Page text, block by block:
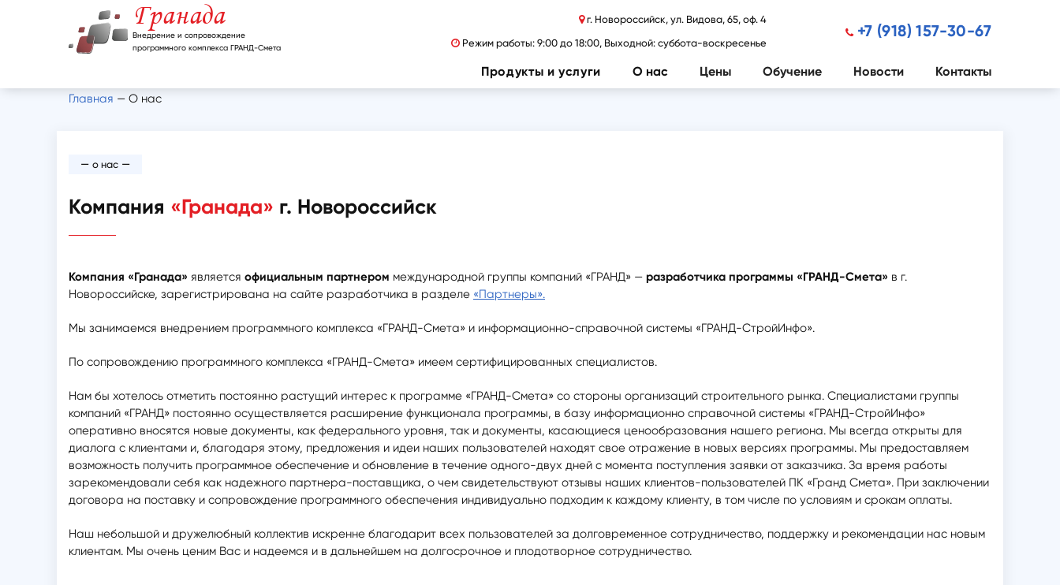
Гранада
Внедрение и сопровождение
программного комплекса ГРАНД-Смета
 г. Новороссийск, ул. Видова, 65, оф. 4
 Режим работы: 9:00 до 18:00, Выходной: суббота-воскресенье
 +7 (918) 157-30-67
Продукты и услуги О нас Цены Обучение Новости Контакты
Главная — О нас
— о нас —
Компания «Гранада» г. Новороссийск
Компания «Гранада» является официальным партнером международной группы компаний «ГРАНД» — разработчика программы «ГРАНД-Смета» в г.
Новороссийске, зарегистрирована на сайте разработчика в разделе «Партнеры».
Мы занимаемся внедрением программного комплекса «ГРАНД-Смета» и информационно-справочной системы «ГРАНД-СтройИнфо».
По сопровождению программного комплекса «ГРАНД-Смета» имеем сертифицированных специалистов.
Нам бы хотелось отметить постоянно растущий интерес к программе «ГРАНД-Смета» со стороны организаций строительного рынка. Специалистами группы
компаний «ГРАНД» постоянно осуществляется расширение функционала программы, в базу информационно справочной системы «ГРАНД-СтройИнфо»
оперативно вносятся новые документы, как федерального уровня, так и документы, касающиеся ценообразования нашего региона. Мы всегда открыты для
диалога с клиентами и, благодаря этому, предложения и идеи наших пользователей находят свое отражение в новых версиях программы. Мы предоставляем
возможность получить программное обеспечение и обновление в течение одного-двух дней с момента поступления заявки от заказчика. За время работы
зарекомендовали себя как надежного партнера-поставщика, о чем свидетельствуют отзывы наших клиентов-пользователей ПК «Гранд Смета». При заключении
договора на поставку и сопровождение программного обеспечения индивидуально подходим к каждому клиенту, в том числе по условиям и срокам оплаты.
Наш небольшой и дружелюбный коллектив искренне благодарит всех пользователей за долговременное сотрудничество, поддержку и рекомендации нас новым
клиентам. Мы очень ценим Вас и надеемся и в дальнейшем на долгосрочное и плодотворное сотрудничество.